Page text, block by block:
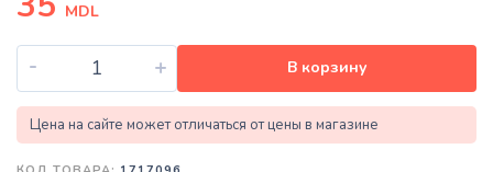
MDL
- + В корзину
Цена на сайте может отличаться от цены в магазине